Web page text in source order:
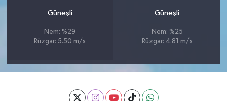
Güneşli
Nem: %29
Rüzgar: 5.50 m/s
Güneşli
Nem: %25
Rüzgar: 4.81 m/s